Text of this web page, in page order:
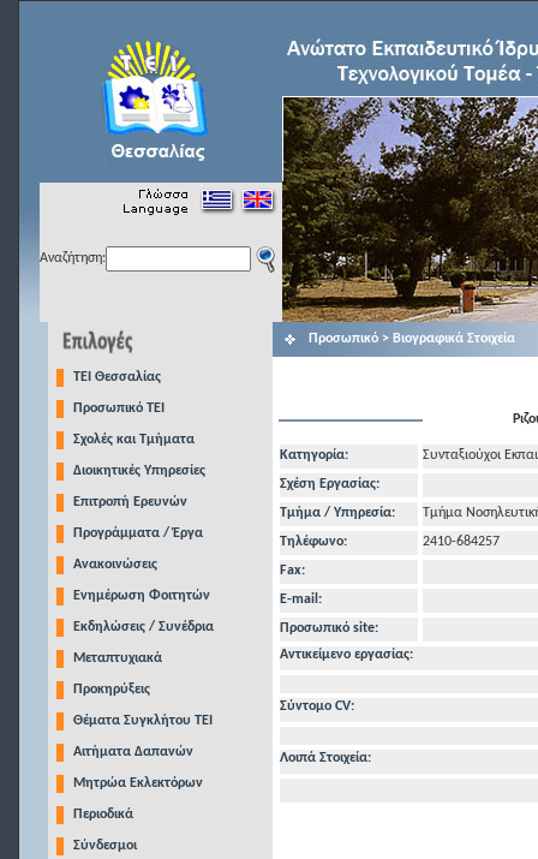
Αναζήτηση:
TEI Θεσσαλίας
Προσωπικό ΤΕΙ
Σχολές και Τμήματα
Διοικητικές Υπηρεσίες
Επιτροπή Ερευνών
Προγράμματα / Έργα
Ανακοινώσεις
Ενημέρωση Φοιτητών
Εκδηλώσεις / Συνέδρια
Μεταπτυχιακά
Προκηρύξεις
Θέματα Συγκλήτου ΤΕΙ
Αιτήματα Δαπανών
Μητρώα Εκλεκτόρων
Περιοδικά
Σύνδεσμοι
Προσωπικό > Βιογραφικά Στοιχεία
Κατηγορία:
Συνταξιούχοι
Σχέση Εργασίας:
Τμήμα / Υπηρεσία:
Τμήμα
Τηλέφωνo:
2410-684257
Fax:
E-mail:
Προσωπικό site:
Αντικείμενο εργασίας:
Σύντομο CV:
Λοιπά Στοιχεία: